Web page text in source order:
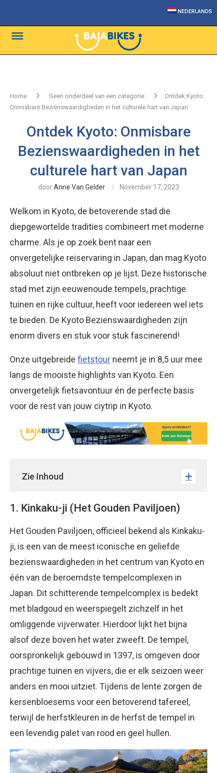
NEDERLANDS
Home Geen onderdeel van een categorie
Ontdek Kyoto:
Onmisbare Bezienswaardigheden in het culturele hart van Japan
Ontdek Kyoto: Onmisbare
Bezienswaardigheden in het
culturele hart van Japan
doorAnne Van Gelder November 17, 2023
Welkom in Kyoto, de betoverende stad die
diepgewortelde tradities combineert met moderne
charme. Als je op zoek bent naar een
onvergetelijke reiservaring in Japan, dan mag Kyoto
absoluut niet ontbreken op je lijst. Deze historische
stad met zijn eeuwenoude tempels, prachtige
tuinen en rijke cultuur, heeft voor iedereen wel iets
te bieden. De Kyoto Bezienswaardigheden zijn
enorm divers en stuk voor stuk fascinerend!
Onze uitgebreide fietstour neemt je in 8,5 uur mee
langs de mooiste highlights van Kyoto. Een
onvergetelijk fietsavontuur én de perfecte basis
voor de rest van jouw ciytrip in Kyoto.
Zie Inhoud
1. Kinkaku-ji (Het Gouden Paviljoen)
Het Gouden Paviljoen, officieel bekend als Kinkaku-
ji, is een van de meest iconische en geliefde
bezienswaardigheden in het centrum van Kyoto en
één van de beroemdste tempelcomplexen in
Japan. Dit schitterende tempelcomplex is bedekt
met bladgoud en weerspiegelt zichzelf in het
omliggende vijverwater. Hierdoor lijkt het bijna
alsof deze boven het water zweeft. De tempel,
oorspronkelijk gebouwd in 1397, is omgeven door
prachtige tuinen en vijvers, die er elk seizoen weer
anders en mooi uitziet. Tijdens de lente zorgen de
kersenbloesems voor een betoverend tafereel,
terwijl de herfstkleuren in de herfst de tempel in
een levendig palet van rood en geel hullen.